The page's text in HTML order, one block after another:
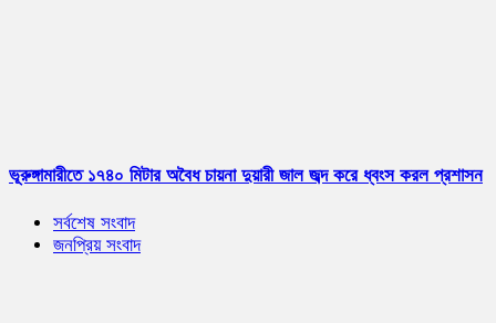
ভূরুঙ্গামারীতে ১৭৪০ মিটার অবৈধ চায়না দুয়ারী জাল জব্দ করে ধ্বংস করল প্রশাসন
সর্বশেষ সংবাদ
জনপ্রিয় সংবাদ